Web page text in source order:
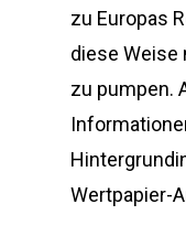
zu Europas
diese Weise
zu pumpen.
Wertpapier-